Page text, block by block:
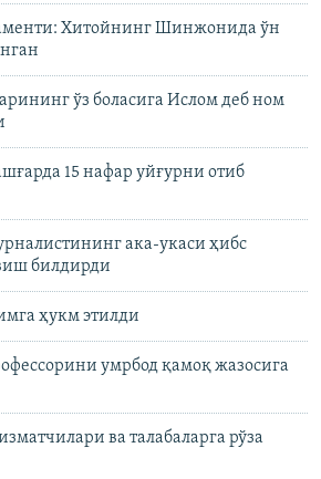
Хитойнинг Шинжонида ўн
ўз боласига Ислом деб ном
15 нафар уйғурни отиб
ака-укаси ҳибс
билдирди
ҳукм этилди
умрбод қамоқ жазосига
ва талабаларга рўза